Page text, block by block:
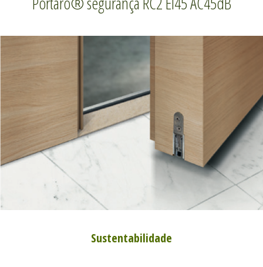
Sustentabilidade